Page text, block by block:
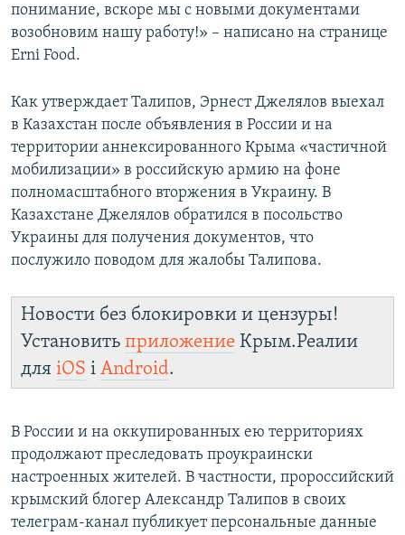
понимание, вскоре мы с новыми документами
возобновим нашу работу!» – написано на странице
Erni Food.
Как утверждает Талипов, Эрнест Джелялов выехал
в Казахстан после объявления в России и на
территории аннексированного Крыма «частичной
мобилизации» в российскую армию на фоне
полномасштабного вторжения в Украину. В
Казахстане Джелялов обратился в посольство
Украины для получения документов, что
послужило поводом для жалобы Талипова.
Новости без блокировки и цензуры!
Установить приложение Крым.Реалии
для iOS і Android.
В России и на оккупированных ею территориях
продолжают преследовать проукраински
настроенных жителей. В частности, пророссийский
крымский блогер Александр Талипов в своих
телеграм-канал публикует персональные данные